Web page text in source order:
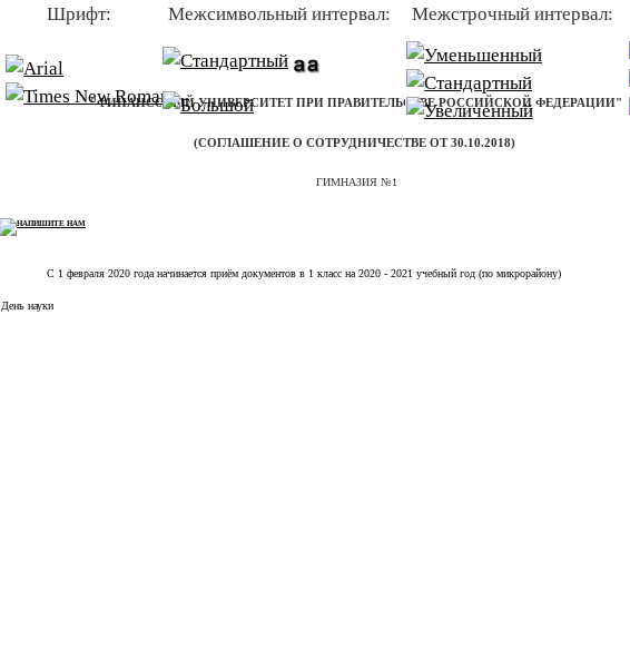
Шрифт: Межсимвольный интервал: Межстрочный интервал:
БАЗОВАЯ ШКОЛА ФЕДЕРАЛЬНОГО ГОСУДАРСТВЕННОГО ОБРАЗОВАТЕЛЬНОГО
УЧРЕЖДЕНИЯ ВЫСШЕГО ОБРАЗОВАНИЯ
"ФИНАНСОВЫЙ УНИВЕРСИТЕТ ПРИ ПРАВИТЕЛЬСТВЕ РОССИЙСКОЙ ФЕДЕРАЦИИ"
(СОГЛАШЕНИЕ О СОТРУДНИЧЕСТВЕ ОТ 30.10.2018)
ГИМНАЗИЯ №1
С 1 февраля 2020 года начинается приём документов в 1 класс на 2020 - 2021 учебный год (по микрорайону)
День науки